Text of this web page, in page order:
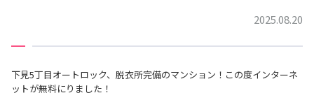
2025.08.20
下見5丁目オートロック、脱衣所完備のマンション！この度インターネ
ットが無料にりました！